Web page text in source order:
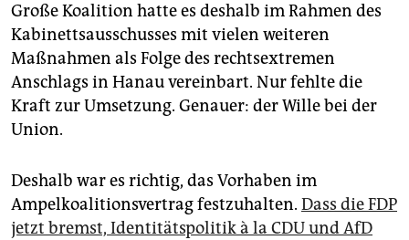
Große Koalition hatte es deshalb im Rahmen des
Kabinettsausschusses mit vielen weiteren
Maßnahmen als Folge des rechtsextremen
Anschlags in Hanau vereinbart. Nur fehlte die
Kraft zur Umsetzung. Genauer­: der Wille bei der
Union.
Deshalb war es richtig, das Vorhaben im
Ampelkoalitionsvertrag festzuhalten. Dass die FDP
jetzt bremst, Identitätspolitik à la CDU und AfD